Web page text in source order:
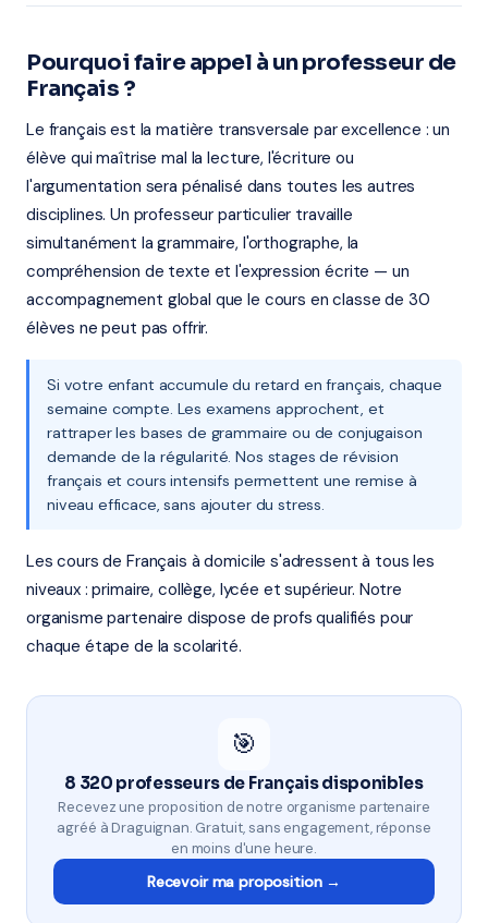
Pourquoi faire appel à un professeur de
Français ?
Le français est la matière transversale par excellence : un
élève qui maîtrise mal la lecture, l'écriture ou
l'argumentation sera pénalisé dans toutes les autres
disciplines. Un professeur particulier travaille
simultanément la grammaire, l'orthographe, la
compréhension de texte et l'expression écrite — un
accompagnement global que le cours en classe de 30
élèves ne peut pas offrir.
Si votre enfant accumule du retard en français, chaque
semaine compte. Les examens approchent, et
rattraper les bases de grammaire ou de conjugaison
demande de la régularité. Nos stages de révision
français et cours intensifs permettent une remise à
niveau efficace, sans ajouter du stress.
Les cours de Français à domicile s'adressent à tous les
niveaux : primaire, collège, lycée et supérieur. Notre
organisme partenaire dispose de profs qualifiés pour
chaque étape de la scolarité.
🎯
8 320 professeurs de Français disponibles
Recevez une proposition de notre organisme partenaire
agréé à Draguignan. Gratuit, sans engagement, réponse
en moins d'une heure.
Recevoir ma proposition →